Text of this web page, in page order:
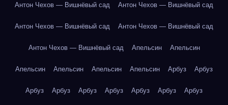
Антон Чехов — Вишнёвый сад Антон Чехов — Вишнёвый сад
Антон Чехов — Вишнёвый сад Антон Чехов — Вишнёвый сад
Антон Чехов — Вишнёвый сад Апельсин Апельсин
Апельсин Апельсин Апельсин Апельсин Арбуз Арбуз
Арбуз Арбуз Арбуз Арбуз Арбуз Арбуз Арбуз